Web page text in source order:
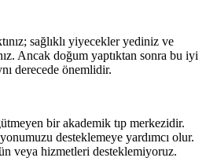
sağlıklı yiyecekler yediniz ve
Ancak doğum yaptıktan sonra bu iyi
derecede önemlidir.
bir akademik tıp merkezidir.
desteklemeye yardımcı olur.
veya hizmetleri desteklemiyoruz.